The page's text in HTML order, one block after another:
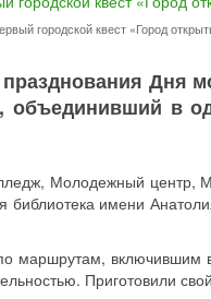
городской квест «Город
Дня
объединивший в
Молодежный центр,
имени
маршрутам, включившим
Приготовили